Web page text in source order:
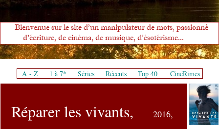
Bienvenue sur le site d'un manipulateur de mots, passionné
d'écriture, de cinéma, de musique, d'ésotérisme...
A - Z 1 à 7* Séries Récents Top 40 CinéRimes
Réparer les vivants, 2016,